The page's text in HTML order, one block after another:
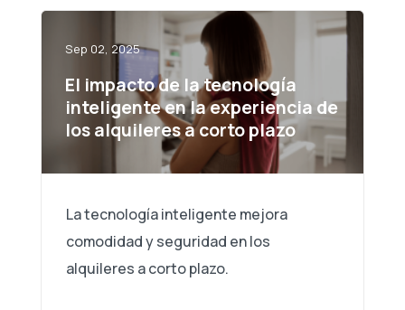
Sep 02, 2025
El impacto de la tecnología
inteligente en la experiencia de
los alquileres a corto plazo
La tecnología inteligente mejora
comodidad y seguridad en los
alquileres a corto plazo.